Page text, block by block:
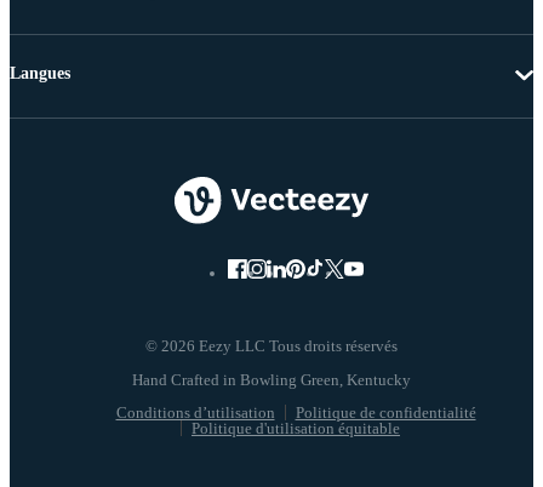
© 2026 Eezy LLC Tous droits réservés
Conditions d’utilisation
Politique de confidentialité
Politique d'utilisation équitable
Langues